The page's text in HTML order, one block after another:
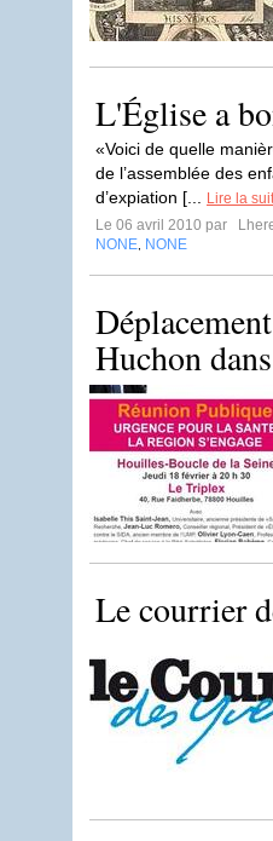
L'Église a
«Voici de quelle
de l’assemblée des
d’expiation [...
Lire la
Le 06 avril 2010 par
NONE NONE
Huchon
Le courrier